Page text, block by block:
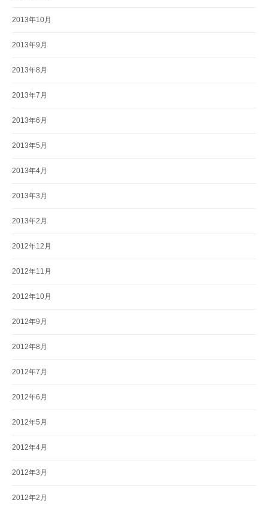
2013年10月
2013年9月
2013年8月
2013年7月
2013年6月
2013年5月
2013年4月
2013年3月
2013年2月
2012年12月
2012年11月
2012年10月
2012年9月
2012年8月
2012年7月
2012年6月
2012年5月
2012年4月
2012年3月
2012年2月